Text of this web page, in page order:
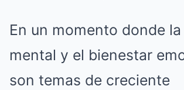
En un momento donde
mental y el bienestar
son temas de creciente